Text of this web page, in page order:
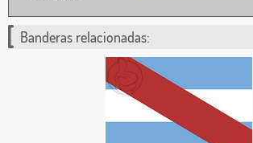
Banderas relacionadas: